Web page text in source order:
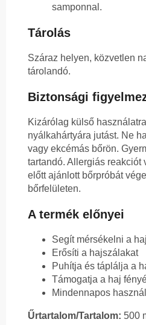
samponnal.
Tárolás
Száraz helyen, közvetlen
tárolandó.
Biztonsági
Kizárólag külső
nyálkahártyára jutást. Ne
vagy ekcémás bőrön.
tartandó. Allergiás reakciót
előtt ajánlott bőrpróbát
bőrfelületen.
A termék előnyei
Segít mérsékelni a
Erősíti a hajszálakat
Puhítja és táplálja a
Támogatja a haj
Mindennapos
Űrtartalom/Tartalom: 500